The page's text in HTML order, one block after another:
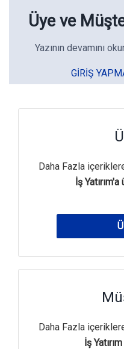
Üye ve
Yazının devamını
GIRIŞ
Daha Fazla
İş
Daha Fazla
İş